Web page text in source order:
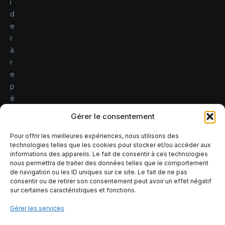
Gérer le consentement
Pour offrir les meilleures expériences, nous utilisons des
technologies telles que les cookies pour stocker et/ou accéder aux
informations des appareils. Le fait de consentir à ces technologies
nous permettra de traiter des données telles que le comportement
de navigation ou les ID uniques sur ce site. Le fait de ne pas
consentir ou de retirer son consentement peut avoir un effet négatif
sur certaines caractéristiques et fonctions.
Gérer les services
i
d
e
r
à
r
e
p
é
r
l
e
s
r
i
s